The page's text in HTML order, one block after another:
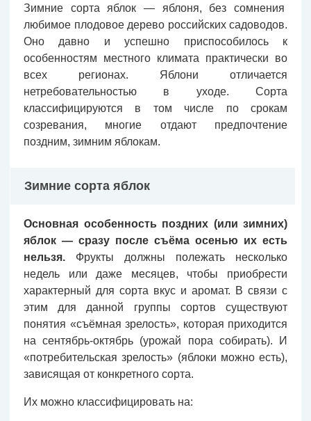
Зимние сорта яблок — яблоня, без сомнения
любимое плодовое дерево российских садоводов.
Оно давно и успешно приспособилось к
особенностям местного климата практически во
всех регионах. Яблони отличается
нетребовательностью в уходе. Сорта
классифицируются в том числе по срокам
созревания, многие отдают предпочтение
поздним, зимним яблокам.
Зимние сорта яблок
Основная особенность поздних (или зимних)
яблок — сразу после съёма осенью их есть
нельзя. Фрукты должны полежать несколько
недель или даже месяцев, чтобы приобрести
характерный для сорта вкус и аромат. В связи с
этим для данной группы сортов существуют
понятия «съёмная зрелость», которая приходится
на сентябрь-октябрь (урожай пора собирать). И
«потребительская зрелость» (яблоки можно есть),
зависящая от конкретного сорта.
Их можно классифицировать на: